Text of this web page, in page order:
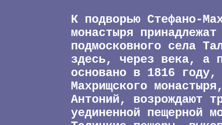
К подворью Стефано-
монастыря принадлежат
подмосковного села
здесь, через века, а
основано в 1816 году,
Махрищского
Антоний, возрождают
уединенной пещерной